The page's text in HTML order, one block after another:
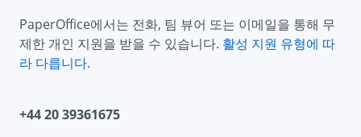
PaperOffice에서는 전화, 팀 뷰어 또는 이메일을 통해 무
제한 개인 지원을 받을 수 있습니다. 활성 지원 유형에 따
라 다릅니다.
+44 20 39361675